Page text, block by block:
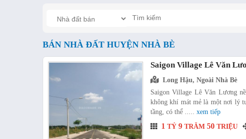
BÁN NHÀ ĐẤT HUYỆN NHÀ BÈ
Saigon Village Lê Văn
Long Hậu, Ngoài Nhà Bè
Saigon Village Lê Văn Lương
không khí mát mẻ là một nơi lý
tầng, có thể ..... xem tiếp
1 TỶ 9 TRĂM 50 TRIỆU